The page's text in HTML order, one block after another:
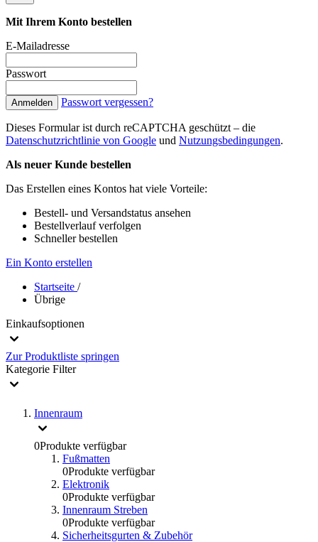
Mit Ihrem Konto bestellen
E-Mailadresse
Passwort
Anmelden Passwort vergessen?
Dieses Formular ist durch reCAPTCHA geschützt – die
Datenschutzrichtlinie von Google und Nutzungsbedingungen.
Als neuer Kunde bestellen
Das Erstellen eines Kontos hat viele Vorteile:
Bestell- und Versandstatus ansehen
Bestellverlauf verfolgen
Schneller bestellen
Ein Konto erstellen
Startseite /
Übrige
Einkaufsoptionen
Zur Produktliste springen
Kategorie Filter
Innenraum
0Produkte verfügbar
Fußmatten
0Produkte verfügbar
Elektronik
0Produkte verfügbar
Innenraum Streben
0Produkte verfügbar
Sicherheitsgurten & Zubehör